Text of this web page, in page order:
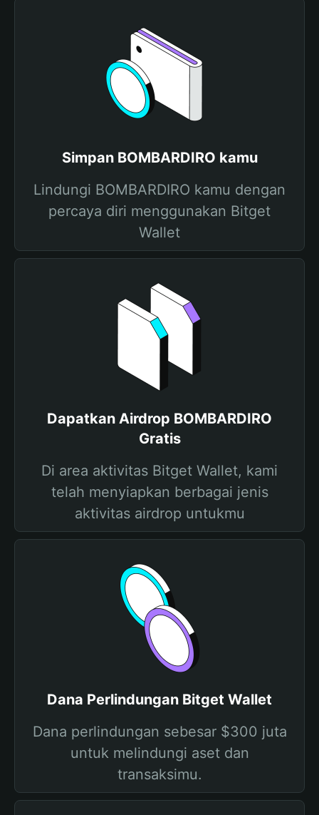
Simpan BOMBARDIRO kamu
Lindungi BOMBARDIRO kamu dengan
percaya diri menggunakan Bitget
Wallet
Dapatkan Airdrop BOMBARDIRO
Gratis
Di area aktivitas Bitget Wallet, kami
telah menyiapkan berbagai jenis
aktivitas airdrop untukmu
Dana Perlindungan Bitget Wallet
Dana perlindungan sebesar $300 juta
untuk melindungi aset dan
transaksimu.